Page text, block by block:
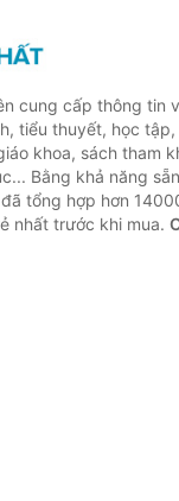
cung cấp thông tin
tiểu thuyết, học
khoa, sách tham
Bằng khả năng
tổng hợp hơn
nhất trước khi mua.